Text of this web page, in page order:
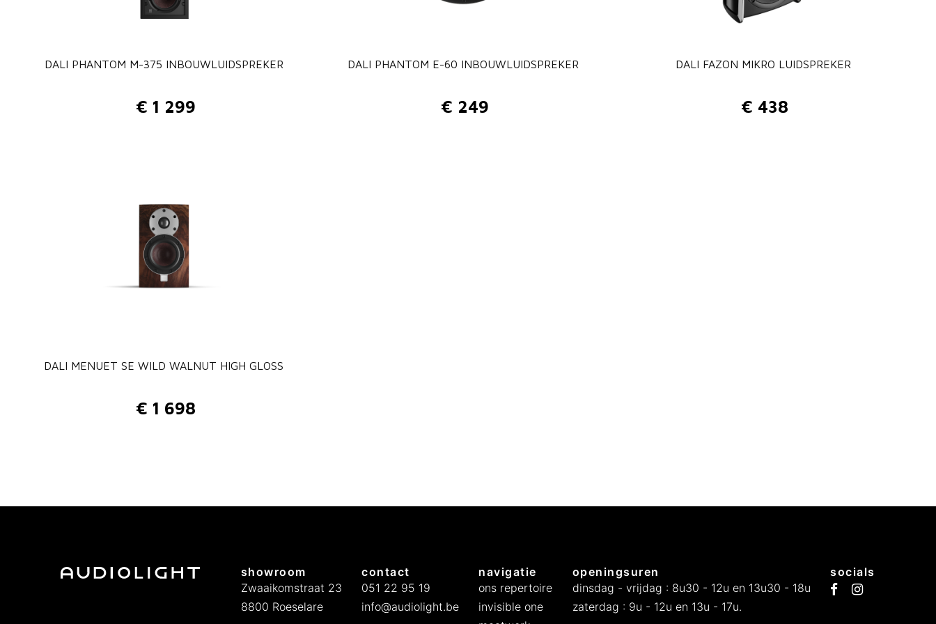
DALI PHANTOM M-375 INBOUWLUIDSPREKER
€ 1 299
DALI PHANTOM E-60 INBOUWLUIDSPREKER
€ 249
DALI FAZON MIKRO LUIDSPREKER
€ 438
DALI MENUET SE WILD WALNUT HIGH GLOSS
€ 1 698
showroom
Zwaaikomstraat 23
8800 Roeselare
contact
051 22 95 19
info@audiolight.be
navigatie
ons repertoire
invisible one
openingsuren
dinsdag - vrijdag : 8u30 - 12u en 13u30 - 18u
zaterdag : 9u - 12u en 13u - 17u.
socials